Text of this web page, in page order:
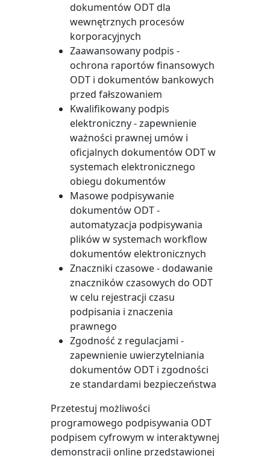
dokumentów ODT dla
wewnętrznych procesów
korporacyjnych
Zaawansowany podpis -
ochrona raportów finansowych
ODT i dokumentów bankowych
przed fałszowaniem
Kwalifikowany podpis
elektroniczny - zapewnienie
ważności prawnej umów i
oficjalnych dokumentów ODT w
systemach elektronicznego
obiegu dokumentów
Masowe podpisywanie
dokumentów ODT -
automatyzacja podpisywania
plików w systemach workflow
dokumentów elektronicznych
Znaczniki czasowe - dodawanie
znaczników czasowych do ODT
w celu rejestracji czasu
podpisania i znaczenia
prawnego
Zgodność z regulacjami -
zapewnienie uwierzytelniania
dokumentów ODT i zgodności
ze standardami bezpieczeństwa
Przetestuj możliwości
programowego podpisywania ODT
podpisem cyfrowym w interaktywnej
demonstracji online przedstawionej